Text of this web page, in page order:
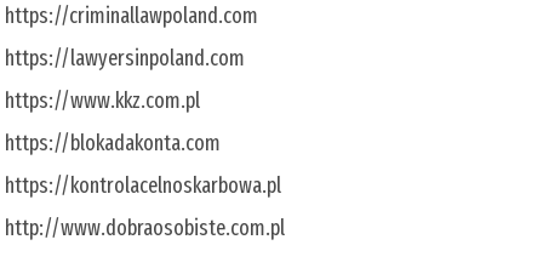
https://criminallawpoland.com
https://lawyersinpoland.com
https://www.kkz.com.pl
https://blokadakonta.com
https://kontrolacelnoskarbowa.pl
http://www.dobraosobiste.com.pl